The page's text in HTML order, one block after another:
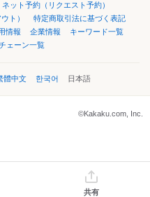
ネット予約（リクエスト予約）
ト）
特定商取引法に基づく表記
情報 企業情報
キーワード一覧
ェーン一覧
體中文 한국어 日本語
©Kakaku.com, Inc.
共有